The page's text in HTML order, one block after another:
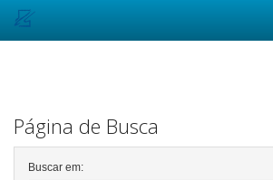
Página de Busca
Buscar em: